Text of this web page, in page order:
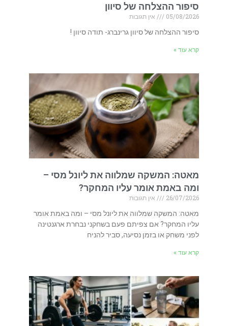
סיפור ההצלחה של סיוון
05/08/2026
אין תגובות
סיפור ההצלחה של סיוון גרינברג- תודה סיוון !
קרא עוד »
מאטה: המשקה שמלווה את ליונל מסי –
ומה באמת אומר עליו המחקר?
26/07/2026
אין תגובות
מאטה: המשקה שמלווה את ליונל מסי – ומה באמת אומר
עליו המחקר? אם צפיתם פעם בשחקני נבחרת ארגנטינה
לפני משחק או בזמן נסיעה, סביר להניח
קרא עוד »